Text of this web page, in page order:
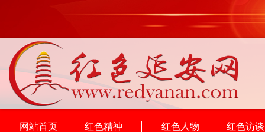
网站首页
红色精神
红色人物
红色访谈